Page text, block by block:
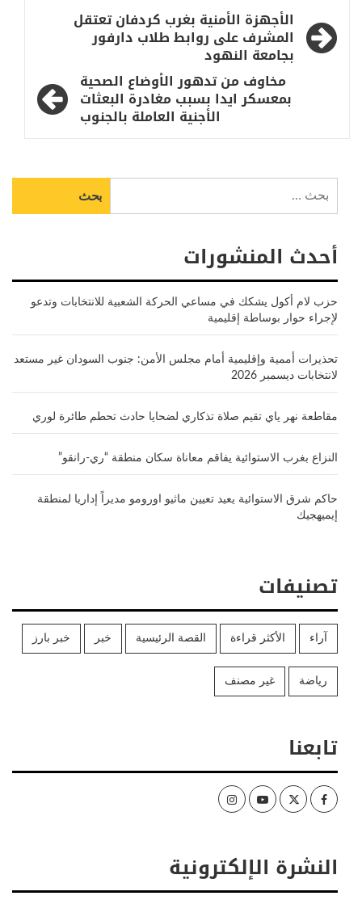
تصفّح
المقالات
الأجهزة الأمنية بغرب كردفان تعتقل
المشرف على روابط طلاب دارفور
بجامعة النهود
مخاوف من تدهور الأوضاع الصحية
بمعسكر ايدا بسبب مغادرة البعثات
الأجنية العاملة بالجنوب
عن:
أحدث المنشورات
حزب لام أكول يشكك في مساعي الحركة الشعبية للانتخابات وتدعو
لإجراء حوار بوساطة إقليمية
تحذيرات أممية وإقليمية أمام مجلس الأمن: جنوب السودان غير مستعد
لانتخابات ديسمبر 2026
مقاطعة نهر ياي تقيم صلاة تذكاري لضحايا حادث تحطم طائرة لوري
النزاع بغرب الاستوائية يفاقم معاناة سكان منطقة “ري-رانقو”
حاكم شرق الاستوائية يعيد تعيين ماثيو اورومو مديراً إداريا لمنطقة
إيميهجيك
تصنيفات
آراء الأكثر قراءة القصة الرئيسية خبر خبر بارز
رياضة غير مصنف
تابعنا
Facebook
Twitter
Youtube
Instagram
النشرة الإلكترونية